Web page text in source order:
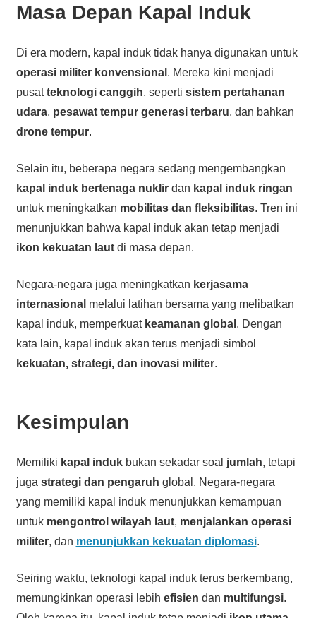
Masa Depan Kapal Induk
Di era modern, kapal induk tidak hanya digunakan untuk
operasi militer konvensional . Mereka kini menjadi
pusatteknologi canggih, seperti sistem pertahanan
udara, pesawat tempur generasi terbaru, dan bahkan
drone tempur.
Selain itu, beberapa negara sedang mengembangkan
kapal induk bertenaga nuklirdan kapal induk ringan
untuk meningkatkan mobilitas dan fleksibilitas. Tren ini
menunjukkan bahwa kapal induk akan tetap menjadi
ikon kekuatan lautdi masa depan.
Negara-negara juga meningkatkan kerjasama
internasional melalui latihan bersama yang melibatkan
kapal induk, memperkuat keamanan global . Dengan
kata lain, kapal induk akan terus menjadi simbol
kekuatan, strategi, dan inovasi militer.
Kesimpulan
Memiliki kapal indukbukan sekadar soal jumlah, tetapi
juga strategi dan pengaruh global. Negara-negara
yang memiliki kapal induk menunjukkan kemampuan
untuk mengontrol wilayah laut, menjalankan operasi
militer, dan menunjukkan kekuatan diplomasi.
Seiring waktu, teknologi kapal induk terus berkembang,
memungkinkan operasi lebih efisien dan multifungsi.